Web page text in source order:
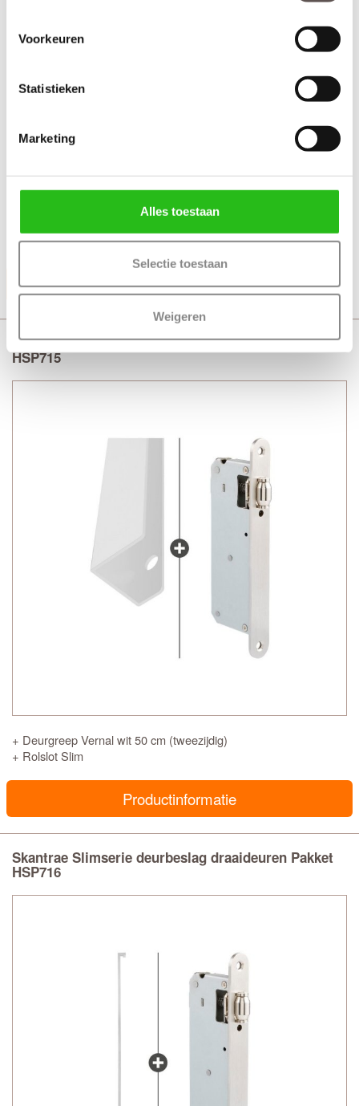
Voorkeuren
Statistieken
Marketing
Alles toestaan
Selectie toestaan
Weigeren
+ Rolslot Slim
Productinformatie
Skantrae Slimserie deurbeslag draaideuren Pakket
HSP715
+ Deurgreep Vernal wit 50 cm (tweezijdig)
+ Rolslot Slim
Productinformatie
Skantrae Slimserie deurbeslag draaideuren Pakket
HSP716